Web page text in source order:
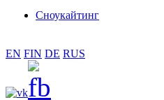
Сноукайтинг
EN FIN DE RUS